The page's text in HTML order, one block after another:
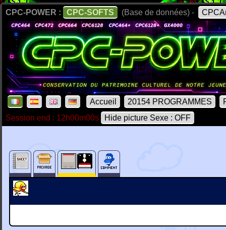
CPC-POWER : CPC-SOFTS (Base de données) -
Accueil 20154 PROGRAMMES
Session end : 12h00m00s
Hide picture Sexe : OFF